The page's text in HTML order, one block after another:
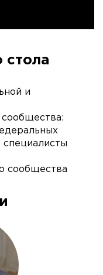
стола
и
сообщества:
сообщества